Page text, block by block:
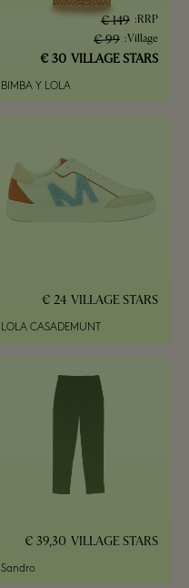
RRP
:
149 €
Village
:
99 €
VILLAGE STARS
30 €
BIMBA Y LOLA
VILLAGE STARS
24 €
LOLA CASADEMUNT
VILLAGE STARS
39,30 €
Sandro